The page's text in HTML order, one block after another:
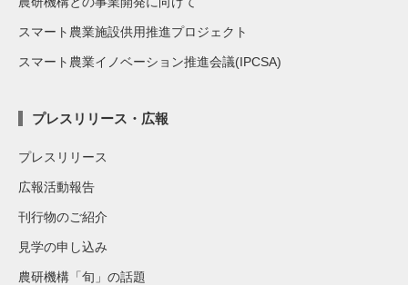
スマート農業施設供用推進プロジェクト
スマート農業イノベーション推進会議(IPCSA)
プレスリリース・広報
プレスリリース
広報活動報告
刊行物のご紹介
見学の申し込み
農研機構「旬」の話題